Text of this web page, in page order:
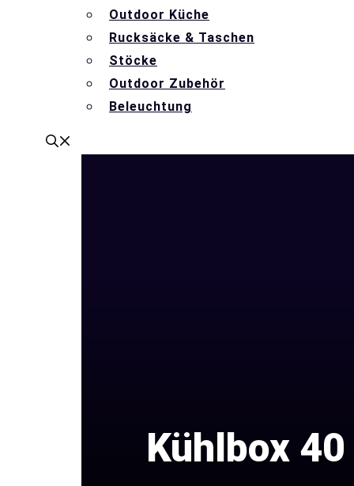
Outdoor Küche
Rucksäcke & Taschen
Stöcke
Outdoor Zubehör
Beleuchtung
Kühlbox